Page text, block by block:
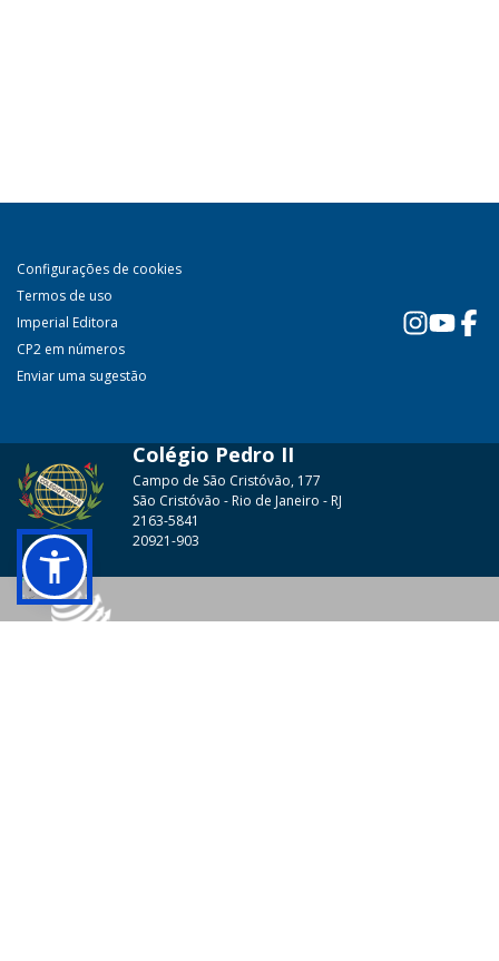
Configurações de cookies
Termos de uso
Imperial Editora
CP2 em números
Enviar uma sugestão
Colégio Pedro II
Campo de São Cristóvão, 177
São Cristóvão - Rio de Janeiro - RJ
2163-5841
20921-903